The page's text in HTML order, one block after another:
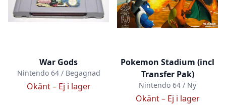
War Gods
Nintendo 64 / Begagnad
Okänt – Ej i lager
Pokemon Stadium (incl
Transfer Pak)
Nintendo 64 / Ny
Okänt – Ej i lager